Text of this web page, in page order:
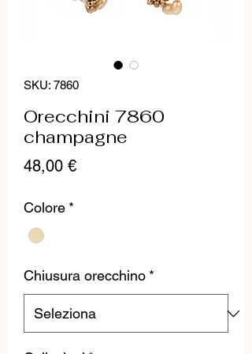
SKU: 7860
Orecchini 7860
champagne
48,00 €Prezzo
Colore *
Chiusura orecchino *